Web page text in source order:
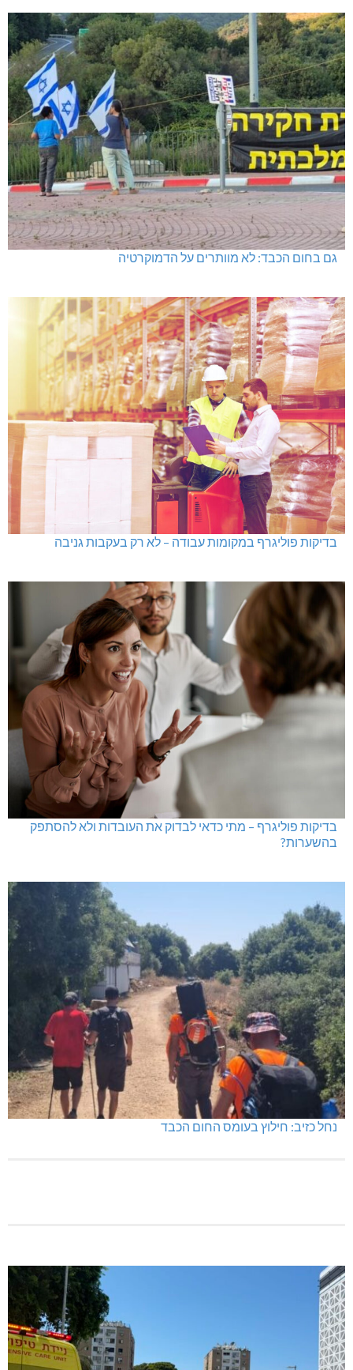
גם בחום הכבד: לא מוותרים על הדמוקרטיה
בדיקות פוליגרף במקומות עבודה – לא רק בעקבות גניבה
בדיקות פוליגרף – מתי כדאי לבדוק את העובדות ולא להסתפק
בהשערות?
נחל כזיב: חילוץ בעומס החום הכבד